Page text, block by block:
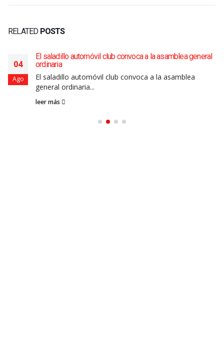
RELATED POSTS
04
Ago
El saladillo automóvil club convoca a la asamblea general
ordinaria
El saladillo automóvil club convoca a la asamblea
general ordinaria...
leer más